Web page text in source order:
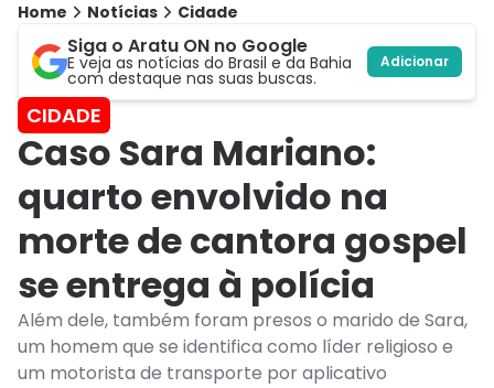
Home Notícias Cidade
Siga o Aratu ON no Google
E veja as notícias do Brasil e da Bahia
com destaque nas suas buscas.
Adicionar
CIDADE
Caso Sara Mariano:
quarto envolvido na
morte de cantora gospel
se entrega à polícia
Além dele, também foram presos o marido de Sara,
um homem que se identifica como líder religioso e
um motorista de transporte por aplicativo